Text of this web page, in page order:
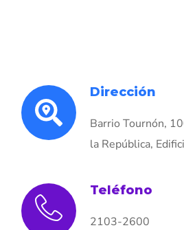
Dirección
Barrio Tournón,
la República,
Teléfono
2103-2600